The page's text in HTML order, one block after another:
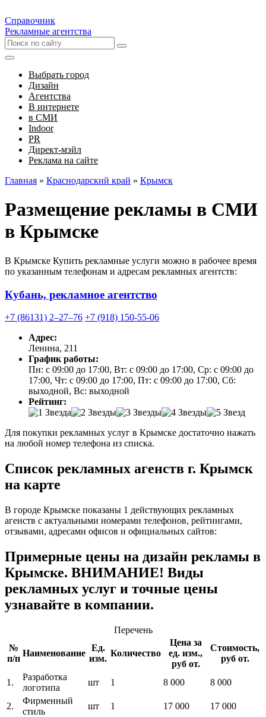
Справочник
Рекламные агентства
Выбрать город
Дизайн
Агентства
В интернете
в СМИ
Indoor
PR
Директ-мэйл
Реклама на сайте
Главная » Краснодарский край » Крымск
Размещение рекламы в СМИ
в Крымске
В Крымске Купить рекламные услуги можно в рабочее время
по указанным телефонам и адресам рекламных агентств:
Кубань, рекламное агентство
+7 (86131) 2‒27‒76 +7 (918) 150-55-06
Адрес:
Ленина, 211
График работы:
Пн: с 09:00 до 17:00, Вт: с 09:00 до 17:00, Ср: с 09:00 до
17:00, Чт: с 09:00 до 17:00, Пт: с 09:00 до 17:00, Сб:
выходной, Вс: выходной
Рейтинг:
Для покупки рекламных услуг в Крымске достаточно нажать
на любой номер телефона из списка.
Список рекламных агенств г. Крымск
на карте
В городе Крымске показаны 1 действующих рекламных
агенств с актуальными номерами телефонов, рейтингами,
отзывами, адресами офисов и официальных сайтов:
Примерные цены на дизайн рекламы в
Крымске. ВНИМАНИЕ! Виды
рекламных услуг и точные цены
узнавайте в компании.
Перечень
№
п/п
Наименование
Ед.
изм.
Количество
Цена за
ед. изм.,
руб от.
Стоимость,
руб от.
1.
Разработка
логотипа
шт 1 8 000 8 000
2.
Фирменный
стиль
шт 1 17 000
17 000